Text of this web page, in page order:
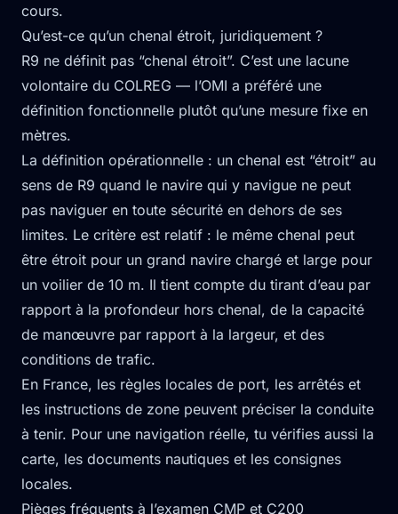
cours.
Qu’est-ce qu’un chenal étroit, juridiquement ?
R9 ne définit pas “chenal étroit”. C’est une lacune
volontaire du COLREG — l’OMI a préféré une
définition fonctionnelle plutôt qu’une mesure fixe en
mètres.
La définition opérationnelle : un chenal est “étroit” au
sens de R9 quand le navire qui y navigue ne peut
pas naviguer en toute sécurité en dehors de ses
limites. Le critère est relatif : le même chenal peut
être étroit pour un grand navire chargé et large pour
un voilier de 10 m. Il tient compte du tirant d’eau par
rapport à la profondeur hors chenal, de la capacité
de manœuvre par rapport à la largeur, et des
conditions de trafic.
En France, les règles locales de port, les arrêtés et
les instructions de zone peuvent préciser la conduite
à tenir. Pour une navigation réelle, tu vérifies aussi la
carte, les documents nautiques et les consignes
locales.
Pièges fréquents à l’examen CMP et C200